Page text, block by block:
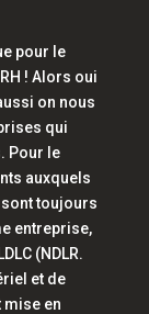
pour le
! Alors oui
on nous
qui
Pour le
auxquels
toujours
entreprise,
(NDLR.
et de
en